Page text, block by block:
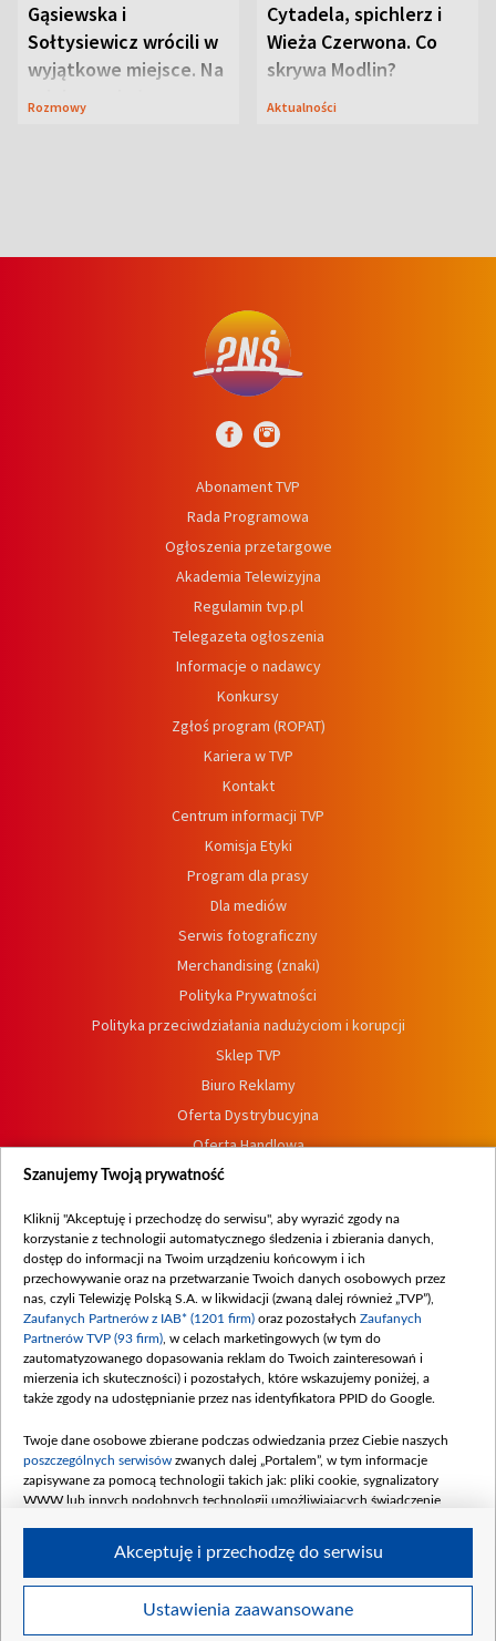
Gąsiewska i
Sołtysiewicz wrócili w
wyjątkowe miejsce. Na
szlaku czekał
Rozmowy
Cytadela, spichlerz i
Wieża Czerwona. Co
skrywa Modlin?
Aktualności
Abonament TVP
Rada Programowa
Ogłoszenia przetargowe
Akademia Telewizyjna
Regulamin tvp.pl
Telegazeta ogłoszenia
Informacje o nadawcy
Konkursy
Zgłoś program (ROPAT)
Kariera w TVP
Kontakt
Centrum informacji TVP
Komisja Etyki
Program dla prasy
Dla mediów
Serwis fotograficzny
Merchandising (znaki)
Polityka Prywatności
Polityka przeciwdziałania nadużyciom i korupcji
Sklep TVP
Biuro Reklamy
Oferta Dystrybucyjna
Oferta Handlowa
Dostępność
Procedura zgłoszeń wewnętrznych
Szanujemy Twoją prywatność
Kliknij "Akceptuję i przechodzę do serwisu", aby wyrazić zgody na
korzystanie z technologii automatycznego śledzenia i zbierania danych,
dostęp do informacji na Twoim urządzeniu końcowym i ich
przechowywanie oraz na przetwarzanie Twoich danych osobowych przez
nas, czyli Telewizję Polską S.A. w likwidacji (zwaną dalej również „TVP”),
Zaufanych Partnerów z IAB* (1201 firm) oraz pozostałych Zaufanych
Partnerów TVP (93 firm) , w celach marketingowych (w tym do
zautomatyzowanego dopasowania reklam do Twoich zainteresowań i
mierzenia ich skuteczności) i pozostałych, które wskazujemy poniżej, a
także zgody na udostępnianie przez nas identyfikatora PPID do Google.
Twoje dane osobowe zbierane podczas odwiedzania przez Ciebie naszych
poszczególnych serwisów zwanych dalej „Portalem”, w tym informacje
zapisywane za pomocą technologii takich jak: pliki cookie, sygnalizatory
WWW lub innych podobnych technologii umożliwiających świadczenie
Twoje dane osobowe zbierane podczas odwiedzania przez Ciebie
Ustawienia zaawansowane
Akceptuję i przechodzę do serwisu